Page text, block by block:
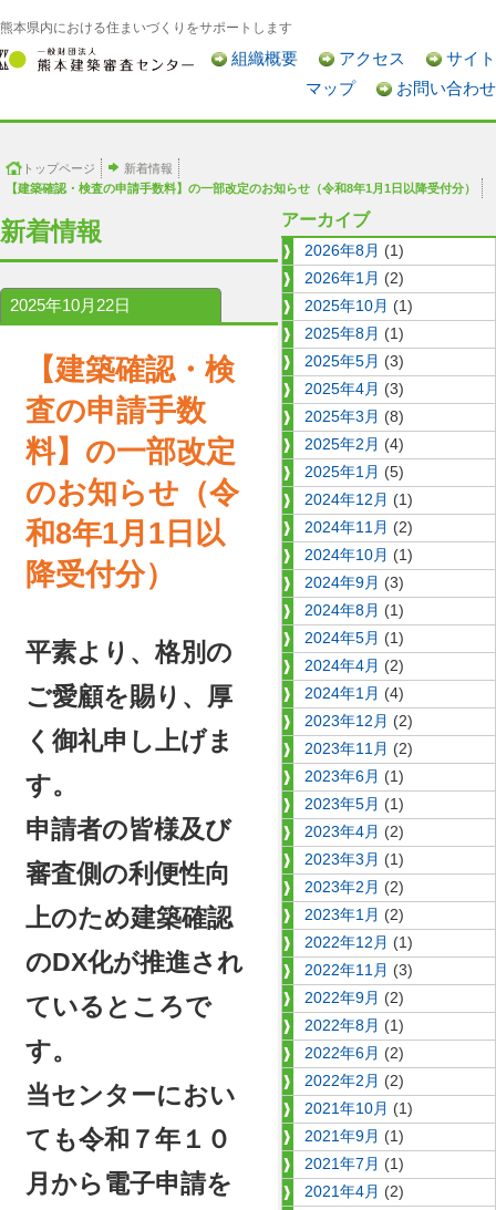
熊本県内における住まいづくりをサポートします
組織概要 アクセス
サイト
マップ
お問い合わせ
トップページ
新着情報
【建築確認・検査の申請手数料】の一部改定のお知らせ（令和8年1月1日以降受付分）
新着情報
2025年10月22日
【建築確認・検
査の申請手数
料】の一部改定
のお知らせ（令
和8年1月1日以
降受付分）
平素より、格別の
ご愛顧を賜り、厚
く御礼申し上げま
す。
申請者の皆様及び
審査側の利便性向
上のため建築確認
のDX化が推進され
ているところで
す。
当センターにおい
ても令和７年１０
月から電子申請を
アーカイブ
2026年8月 (1)
2026年1月 (2)
2025年10月 (1)
2025年8月 (1)
2025年5月 (3)
2025年4月 (3)
2025年3月 (8)
2025年2月 (4)
2025年1月 (5)
2024年12月 (1)
2024年11月 (2)
2024年10月 (1)
2024年9月 (3)
2024年8月 (1)
2024年5月 (1)
2024年4月 (2)
2024年1月 (4)
2023年12月 (2)
2023年11月 (2)
2023年6月 (1)
2023年5月 (1)
2023年4月 (2)
2023年3月 (1)
2023年2月 (2)
2023年1月 (2)
2022年12月 (1)
2022年11月 (3)
2022年9月 (2)
2022年8月 (1)
2022年6月 (2)
2022年2月 (2)
2021年10月 (1)
2021年9月 (1)
2021年7月 (1)
2021年4月 (2)